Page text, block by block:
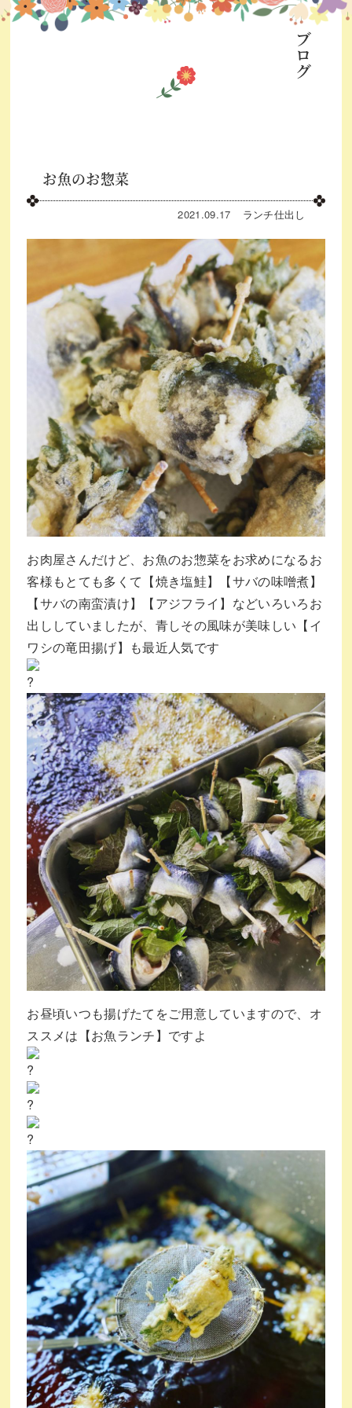
ブログ
お魚のお惣菜
2021.09.17 ランチ仕出し
お肉屋さんだけど、お魚のお惣菜をお求めになるお
客様もとても多くて【焼き塩鮭】【サバの味噌煮】
【サバの南蛮漬け】【アジフライ】などいろいろお
出ししていましたが、青しその風味が美味しい【イ
ワシの竜田揚げ】も最近人気です
お昼頃いつも揚げたてをご用意していますので、オ
ススメは【お魚ランチ】ですよ